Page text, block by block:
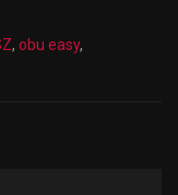
, obu easy,